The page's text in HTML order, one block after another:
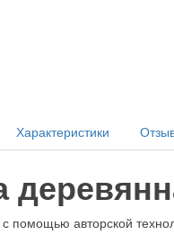
Характеристики
помощью авторской